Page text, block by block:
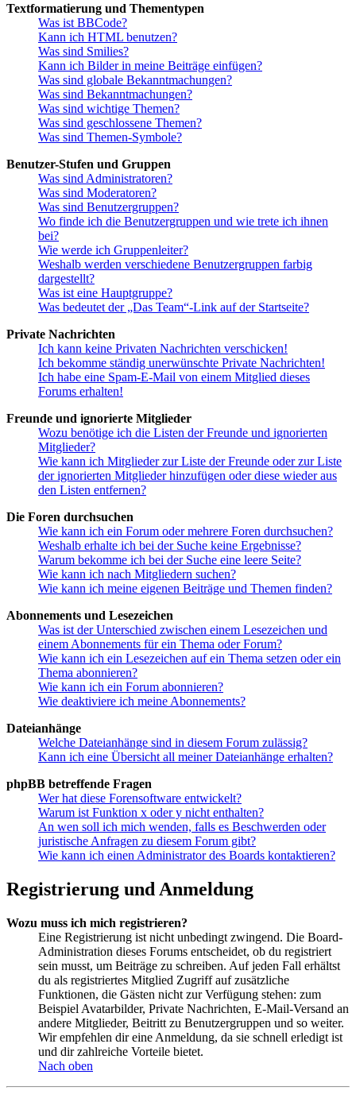
Textformatierung und Thementypen
Was ist BBCode?
Kann ich HTML benutzen?
Was sind Smilies?
Kann ich Bilder in meine Beiträge einfügen?
Was sind globale Bekanntmachungen?
Was sind Bekanntmachungen?
Was sind wichtige Themen?
Was sind geschlossene Themen?
Was sind Themen-Symbole?
Benutzer-Stufen und Gruppen
Was sind Administratoren?
Was sind Moderatoren?
Was sind Benutzergruppen?
Wo finde ich die Benutzergruppen und wie trete ich ihnen
bei?
Wie werde ich Gruppenleiter?
Weshalb werden verschiedene Benutzergruppen farbig
dargestellt?
Was ist eine Hauptgruppe?
Was bedeutet der „Das Team“-Link auf der Startseite?
Private Nachrichten
Ich kann keine Privaten Nachrichten verschicken!
Ich bekomme ständig unerwünschte Private Nachrichten!
Ich habe eine Spam-E-Mail von einem Mitglied dieses
Forums erhalten!
Freunde und ignorierte Mitglieder
Wozu benötige ich die Listen der Freunde und ignorierten
Mitglieder?
Wie kann ich Mitglieder zur Liste der Freunde oder zur Liste
der ignorierten Mitglieder hinzufügen oder diese wieder aus
den Listen entfernen?
Die Foren durchsuchen
Wie kann ich ein Forum oder mehrere Foren durchsuchen?
Weshalb erhalte ich bei der Suche keine Ergebnisse?
Warum bekomme ich bei der Suche eine leere Seite?
Wie kann ich nach Mitgliedern suchen?
Wie kann ich meine eigenen Beiträge und Themen finden?
Abonnements und Lesezeichen
Was ist der Unterschied zwischen einem Lesezeichen und
einem Abonnements für ein Thema oder Forum?
Wie kann ich ein Lesezeichen auf ein Thema setzen oder ein
Thema abonnieren?
Wie kann ich ein Forum abonnieren?
Wie deaktiviere ich meine Abonnements?
Dateianhänge
Welche Dateianhänge sind in diesem Forum zulässig?
Kann ich eine Übersicht all meiner Dateianhänge erhalten?
phpBB betreffende Fragen
Wer hat diese Forensoftware entwickelt?
Warum ist Funktion x oder y nicht enthalten?
An wen soll ich mich wenden, falls es Beschwerden oder
juristische Anfragen zu diesem Forum gibt?
Wie kann ich einen Administrator des Boards kontaktieren?
Registrierung und Anmeldung
Wozu muss ich mich registrieren?
Eine Registrierung ist nicht unbedingt zwingend. Die Board-
Administration dieses Forums entscheidet, ob du registriert
sein musst, um Beiträge zu schreiben. Auf jeden Fall erhältst
du als registriertes Mitglied Zugriff auf zusätzliche
Funktionen, die Gästen nicht zur Verfügung stehen: zum
Beispiel Avatarbilder, Private Nachrichten, E-Mail-Versand an
andere Mitglieder, Beitritt zu Benutzergruppen und so weiter.
Wir empfehlen dir eine Anmeldung, da sie schnell erledigt ist
und dir zahlreiche Vorteile bietet.
Nach oben